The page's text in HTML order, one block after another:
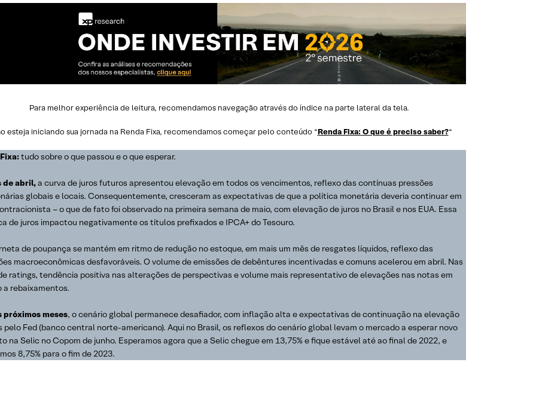
Para melhor experiência de leitura, recomendamos navegação através do índice na parte lateral da tela.
esteja iniciando sua jornada na Renda Fixa, recomendamos começar pelo conteúdo “Renda Fixa: O que é preciso saber?“
tudo sobre o que passou e o que esperar.
de abril,a curva de juros futuros apresentou elevação em todos os vencimentos, reflexo das contínuas pressões
globais e locais. Consequentemente, cresceram as expectativas de que a política monetária deveria continuar em
– o que de fato foi observado na primeira semana de maio, com elevação de juros no Brasil e nos EUA. Essa
de juros impactou negativamente os títulos prefixados e IPCA+ do Tesouro.
de poupança se mantém em ritmo de redução no estoque, em mais um mês de resgates líquidos, reflexo das
macroeconômicas desfavoráveis. O volume de emissões de debêntures incentivadas e comuns acelerou em abril. Nas
ratings, tendência positiva nas alterações de perspectivas e volume mais representativo de elevações nas notas em
a rebaixamentos.
próximos meses, o cenário global permanece desafiador, com inflação alta e expectativas de continuação na elevação
pelo Fed (banco central norte-americano). Aqui no Brasil, os reflexos do cenário global levam o mercado a esperar novo
na Selic no Copom de junho. Esperamos agora que a Selic chegue em 13,75% e fique estável até ao final de 2022, e
8,75% para o fim de 2023.